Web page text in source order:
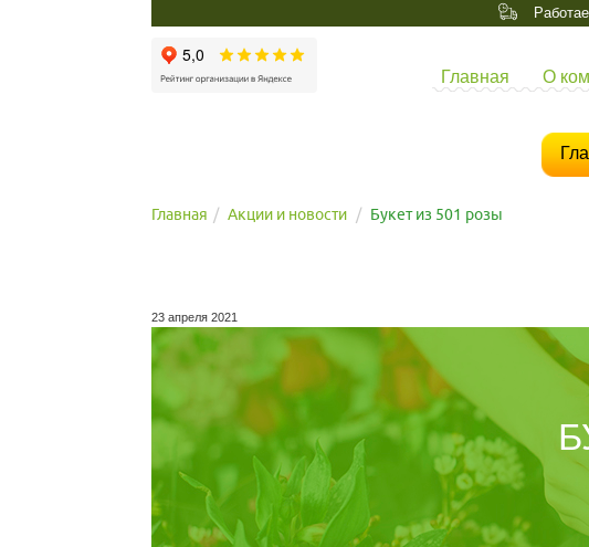
Главная О
Главная Акции и новости Букет из 501 розы
23 апреля 2021